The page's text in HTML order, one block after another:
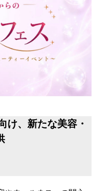
け、新たな美容・
場を提供